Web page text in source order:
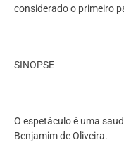
considerado o primeiro
SINOPSE
O espetáculo é uma
Benjamim de Oliveira.